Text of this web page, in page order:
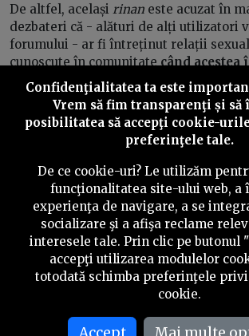
De altfel, același rinan este acuzat în
dezbateri că - alături de alți utilizatori
forumului - ar fi întreținut relații
cunoscute în comunitate când acestea
sau 16 ani
. Asupra unora nici nu este
suspiciuni sau acuzații, pentru că se
în discuții despre „întâmplări amuzante
„Acum vreo 10 ani, pe Bulevardul
acelea-bordel de lângă Spitalul Militar
cămăruță cu o fetișcană de cca 16-17
de povestioară. „Nu ceream nici unei
acum aș cere. Pe urmă, nu uita că ea își
era singura în zonă, ce era să fac?
bărbatul când este luat la rost.
De-a lungul timpului, suspiciuni
administratorul forumului - atât în
de pe forum, cât și în articole publice.
Confidenţialitatea ta este
Vrem să fim transparenţi și
posibilitatea să accepţi cookie-
preferinţele tale.
De ce cookie-uri? Le utilizăm
funcţionalitatea site-ului web, a
experienţa de navigare, a se
socializare şi a afişa reclame
interesele tale. Prin clic pe butonul
accepţi utilizarea modulelor
totodată schimba preferinţele
cookie.